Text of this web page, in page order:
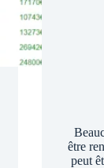
être
peut